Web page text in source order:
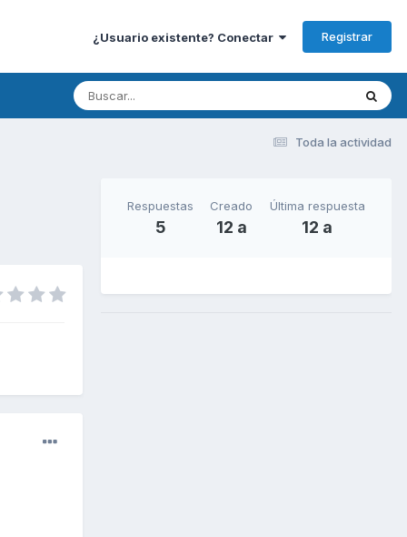
¿Usuario existente? Conectar Registrar
Toda la actividad
Respuestas
5
Creado
12 a
Última respuesta
12 a